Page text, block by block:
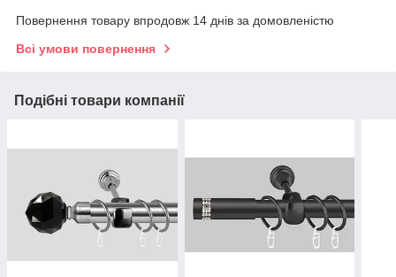
Повернення товару впродовж 14 днів за домовленістю
Всі умови повернення
Подібні товари компанії